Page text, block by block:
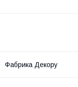
Фабрика Декору